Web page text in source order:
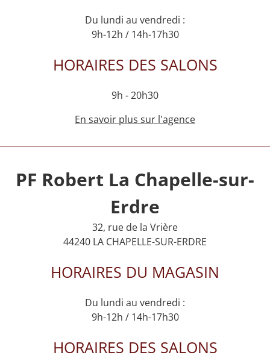
Du lundi au vendredi :
9h-12h / 14h-17h30
HORAIRES DES SALONS
9h - 20h30
En savoir plus sur l'agence
PF Robert La Chapelle-sur-
Erdre
32, rue de la Vrière
44240 LA CHAPELLE-SUR-ERDRE
HORAIRES DU MAGASIN
Du lundi au vendredi :
9h-12h / 14h-17h30
HORAIRES DES SALONS